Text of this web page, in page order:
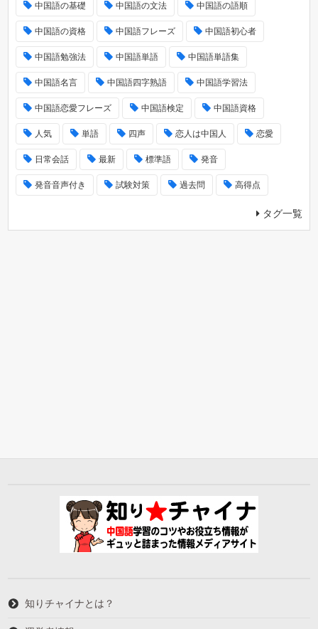
中国語の基礎 中国語の文法 中国語の語順
中国語の資格 中国語フレーズ 中国語初心者
中国語勉強法 中国語単語 中国語単語集
中国語名言 中国語四字熟語 中国語学習法
中国語恋愛フレーズ 中国語検定 中国語資格
人気 単語 四声 恋人は中国人 恋愛
日常会話 最新 標準語 発音
発音音声付き 試験対策 過去問 高得点
タグ一覧
知りチャイナとは？